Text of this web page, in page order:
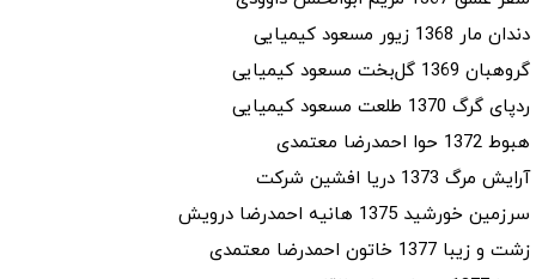
دندان مار 1368 زیور مسعود کیمیایی
گروهبان 1369 گل‌بخت مسعود کیمیایی
ردپای گرگ 1370 طلعت مسعود کیمیایی
هبوط 1372 حوا احمدرضا معتمدی
آرایش مرگ 1373 دریا افشین شرکت
سرزمین خورشید 1375 هانیه احمدرضا درویش
زشت و زیبا 1377 خاتون احمدرضا معتمدی